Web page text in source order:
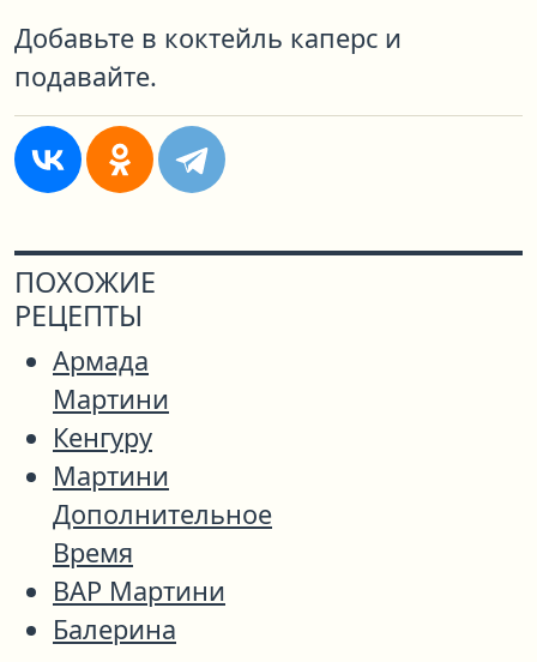
Добавьте в коктейль каперс и
подавайте.
ПОХОЖИЕ
РЕЦЕПТЫ
Армада
Мартини
Кенгуру
Мартини
Дополнительное
Время
ВАР Мартини
Балерина